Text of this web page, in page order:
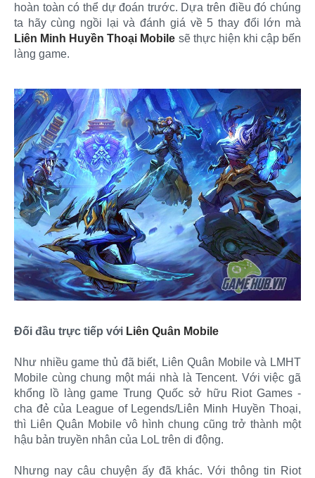
hoàn toàn có thể dự đoán trước. Dựa trên điều đó chúng
ta hãy cùng ngồi lại và đánh giá về 5 thay đổi lớn mà
Liên Minh Huyền Thoại Mobile sẽ thực hiện khi cập bến
làng game.
Đối đầu trực tiếp với Liên Quân Mobile
Như nhiều game thủ đã biết, Liên Quân Mobile và LMHT
Mobile cùng chung một mái nhà là Tencent. Với việc gã
khổng lồ làng game Trung Quốc sở hữu Riot Games -
cha đẻ của League of Legends/Liên Minh Huyền Thoại,
thì Liên Quân Mobile vô hình chung cũng trở thành một
hậu bản truyền nhân của LoL trên di động.
Nhưng nay câu chuyện ấy đã khác. Với thông tin Riot